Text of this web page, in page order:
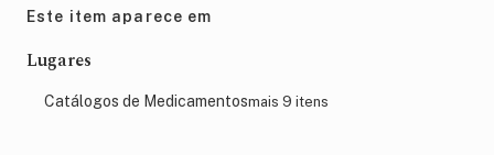
Este item aparece em
Lugares
Catálogos de Medicamentosmais 9 itens